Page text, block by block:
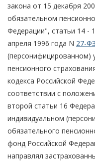
закона от 15 декабря
обязательном
Федерации", статьи 14 -
апреля 1996 года N 27-ФЗ
(персонифицированном)
пенсионного
кодекса Российской
соответствии с
второй статьи 16
индивидуальном
обязательного
фонд Российской
направлял